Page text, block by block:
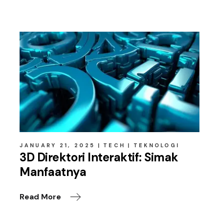
JANUARY 21, 2025 TECH TEKNOLOGI
3D Direktori Interaktif: Simak
Manfaatnya
Read More